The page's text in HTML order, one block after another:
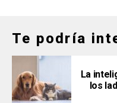
Te podría
La
los